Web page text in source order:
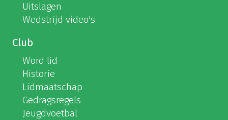
Uitslagen
Wedstrijd video's
Club
Word lid
Historie
Lidmaatschap
Gedragsregels
Jeugdvoetbal